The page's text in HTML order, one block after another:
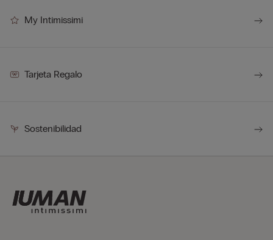
My Intimissimi
Tarjeta Regalo
Sostenibilidad